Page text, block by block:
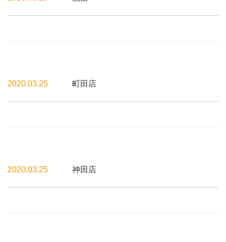
2020.03.25 町田店
2020.03.25 神田店